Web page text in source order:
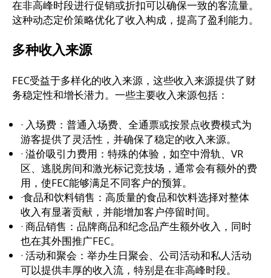
在非高峰时段进行促销或折扣可以确保一致的客流量。
这种动态定价策略优化了收入构成，提高了盈利能力。
多种收入来源
FEC受益于多样化的收入来源，这些收入来源提供了财
务稳定性和增长潜力。一些主要收入来源包括：
· 入场费：普通入场费、全通票或按景点收费模式为
游客提供了灵活性，并确保了稳定的收入来源。
· 溢价吸引力费用：特殊的体验，如空中滑轨、VR
区、逃脱房间和激光标记竞技场，通常会有额外的费
用，使FEC能够满足不同客户的预算。
·食品和饮料销售：高质量的食品和饮料选择对整体
收入有显著贡献，并能增加客户停留时间。
· 商品销售：品牌商品和纪念品产生额外收入，同时
也在其外围推广FEC。
· 活动和聚会：举办生日聚会、公司活动和私人活动
可以提供丰厚的收入流，特别是在非高峰时段。